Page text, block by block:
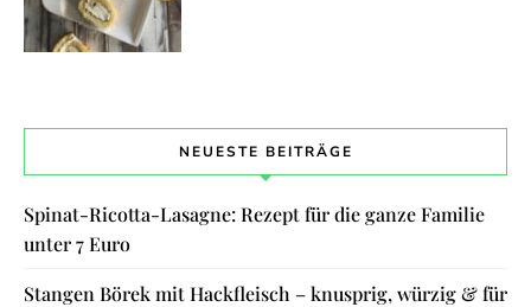
NEUESTE BEITRÄGE
Spinat-Ricotta-Lasagne: Rezept für die ganze Familie
unter 7 Euro
Stangen Börek mit Hackfleisch – knusprig, würzig & für